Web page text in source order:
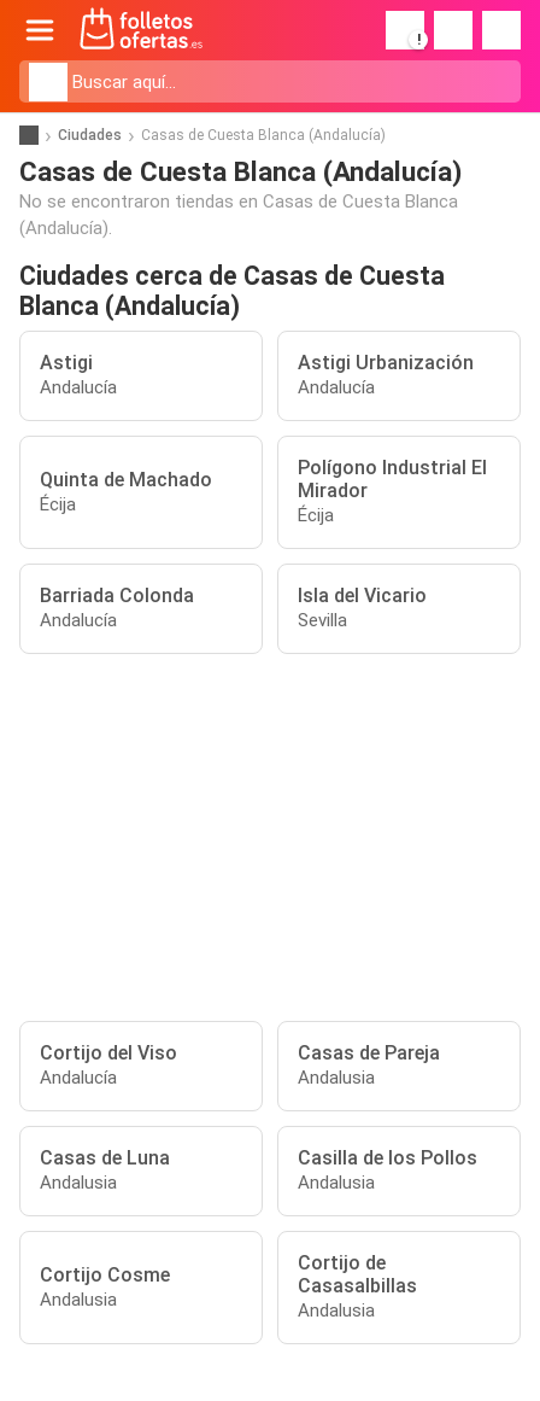
!
Ciudades Casas de Cuesta Blanca (Andalucía)
Casas de Cuesta Blanca (Andalucía)
No se encontraron tiendas en Casas de Cuesta Blanca
(Andalucía).
Ciudades cerca de Casas de Cuesta
Blanca (Andalucía)
Astigi
Andalucía
Astigi Urbanización
Andalucía
Quinta de Machado
Écija
Polígono Industrial El
Mirador
Écija
Barriada Colonda
Andalucía
Isla del Vicario
Sevilla
Cortijo del Viso
Andalucía
Casas de Pareja
Andalusia
Casas de Luna
Andalusia
Casilla de los Pollos
Andalusia
Cortijo Cosme
Andalusia
Cortijo de
Casasalbillas
Andalusia